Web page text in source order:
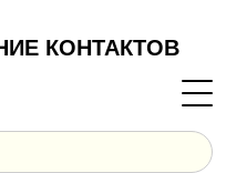
КОНТАКТОВ